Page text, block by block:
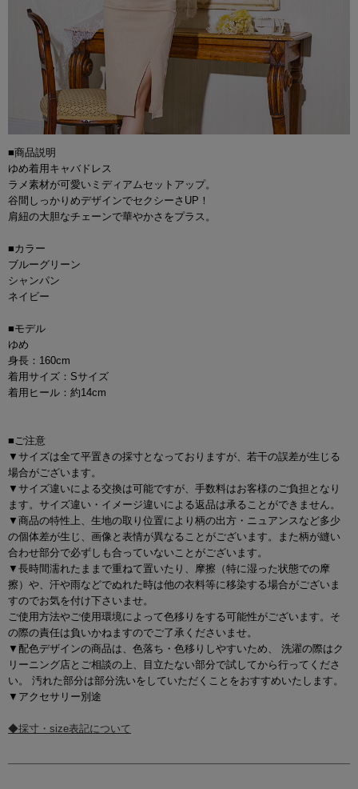
■商品説明
ゆめ着用キャバドレス
ラメ素材が可愛いミディアムセットアップ。
谷間しっかりめデザインでセクシーさUP！
肩紐の大胆なチェーンで華やかさをプラス。
■カラー
ブルーグリーン
シャンパン
ネイビー
■モデル
ゆめ
身長：160cm
着用サイズ：Sサイズ
着用ヒール：約14cm
■ご注意
▼サイズは全て平置きの採寸となっておりますが、若干の誤差が生じる
場合がございます。
▼サイズ違いによる交換は可能ですが、手数料はお客様のご負担となり
ます。サイズ違い・イメージ違いによる返品は承ることができません。
▼商品の特性上、生地の取り位置により柄の出方・ニュアンスなど多少
の個体差が生じ、画像と表情が異なることがございます。また柄が縫い
合わせ部分で必ずしも合っていないことがございます。
▼長時間濡れたままで重ねて置いたり、摩擦（特に湿った状態での摩
擦）や、汗や雨などでぬれた時は他の衣料等に移染する場合がございま
すのでお気を付け下さいませ。
ご使用方法やご使用環境によって色移りをする可能性がございます。そ
の際の責任は負いかねますのでご了承くださいませ。
▼配色デザインの商品は、色落ち・色移りしやすいため、 洗濯の際はク
リーニング店とご相談の上、目立たない部分で試してから行ってくださ
い。 汚れた部分は部分洗いをしていただくことをおすすめいたします。
▼アクセサリー別途
◆採寸・size表記について